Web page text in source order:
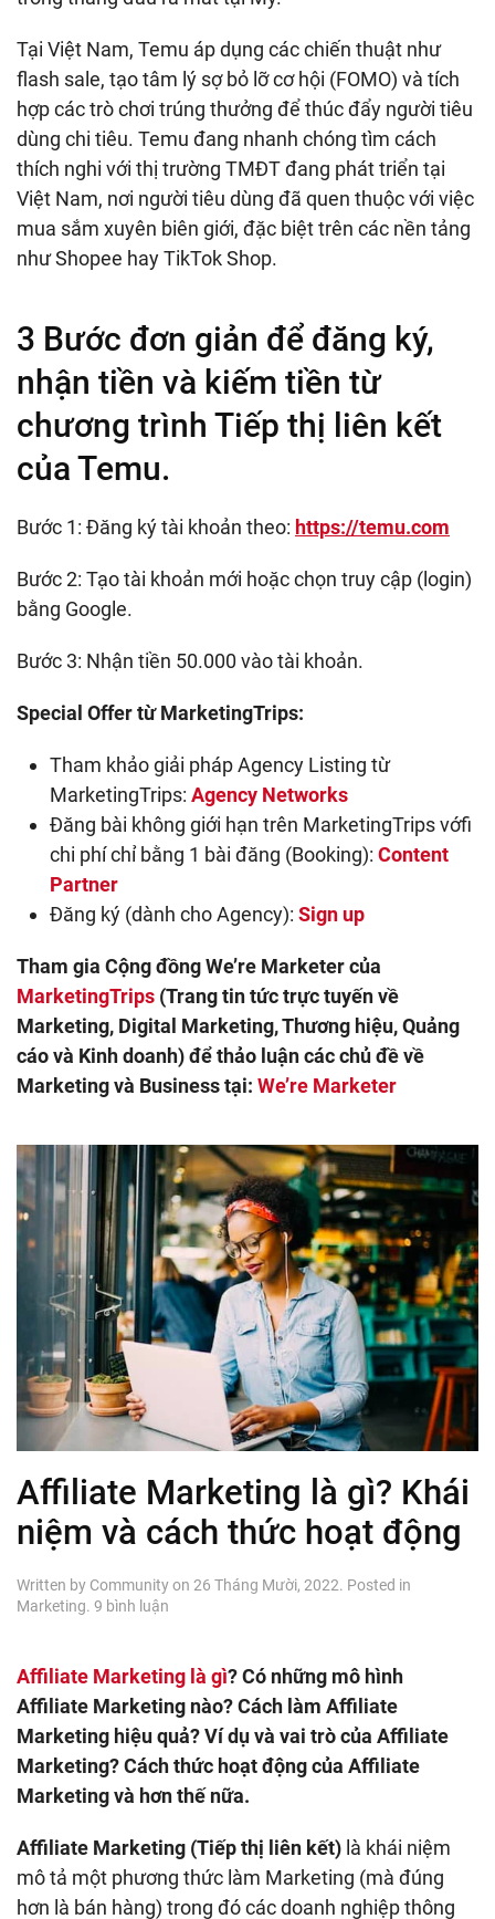
Tại Việt Nam, Temu áp dụng các chiến thuật như
flash sale, tạo tâm lý sợ bỏ lỡ cơ hội (FOMO) và tích
hợp các trò chơi trúng thưởng để thúc đẩy người tiêu
dùng chi tiêu. Temu đang nhanh chóng tìm cách
thích nghi với thị trường TMĐT đang phát triển tại
Việt Nam, nơi người tiêu dùng đã quen thuộc với việc
mua sắm xuyên biên giới, đặc biệt trên các nền tảng
như Shopee hay TikTok Shop.
3 Bước đơn giản để đăng ký,
nhận tiền và kiếm tiền từ
chương trình Tiếp thị liên kết
của Temu.
Bước 1: Đăng ký tài khoản theo: https://temu.com
Bước 2: Tạo tài khoản mới hoặc chọn truy cập (login)
bằng Google.
Bước 3: Nhận tiền 50.000 vào tài khoản.
Special Offer từ MarketingTrips:
Tham khảo giải pháp Agency Listing từ
MarketingTrips: Agency Networks
Đăng bài không giới hạn trên MarketingTrips vớfi
chi phí chỉ bằng 1 bài đăng (Booking): Content
Partner
Đăng ký (dành cho Agency): Sign up
Tham gia Cộng đồng We’re Marketer của
MarketingTrips (Trang tin tức trực tuyến về
Marketing, Digital Marketing, Thương hiệu, Quảng
cáo và Kinh doanh) để thảo luận các chủ đề về
Marketing và Business tại: We’re Marketer
Affiliate Marketing là gì? Khái
niệm và cách thức hoạt động
Written by Communityon 26 Tháng Mười, 2022. Posted in
Marketing. 9 bình luận
gì?
Khái
niệm
cách
thức
động
Affiliate Marketing là gì? Có những mô hình
Affiliate Marketing nào? Cách làm Affiliate
Marketing hiệu quả? Ví dụ và vai trò của Affiliate
Marketing? Cách thức hoạt động của Affiliate
Marketing và hơn thế nữa.
Affiliate Marketing (Tiếp thị liên kết) là khái niệm
mô tả một phương thức làm Marketing (mà đúng
hơn là bán hàng) trong đó các doanh nghiệp thông